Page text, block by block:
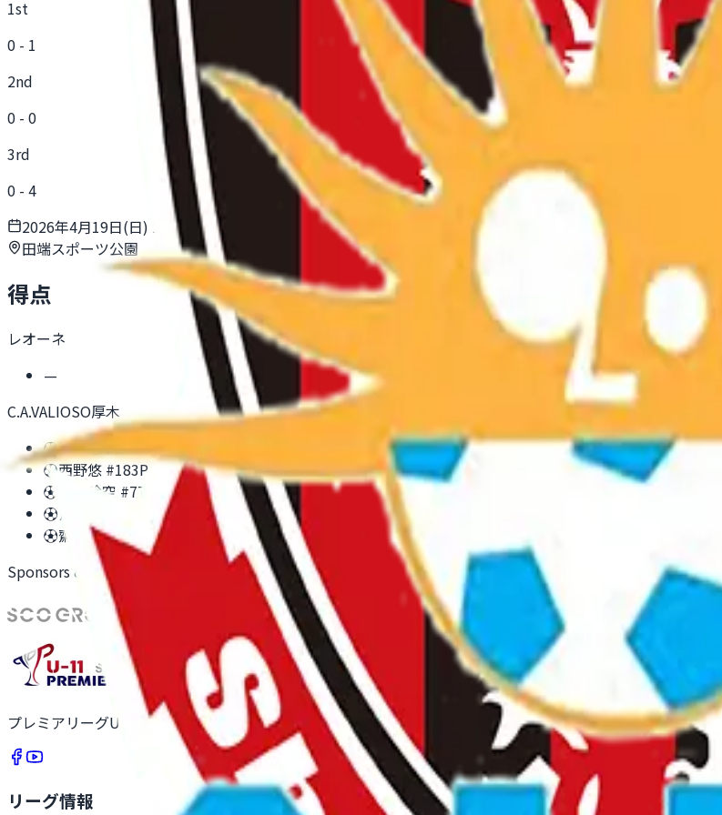
1st
0 - 1
2nd
0 - 0
3rd
0 - 4
2026年4月19日(日) 14:00
田端スポーツ公園
得点
レオーネ
—
C.A.VALIOSO厚木
⚽西野悠 #181P
⚽西野悠 #183P
⚽
勝間玲空 #77
⚽斉藤虹輝 #9
⚽齋藤柊一 #88
3P
Sponsors & Partners
プレミアリーグU-11は、全国最大級のU-11年代サッカーリーグです。 子どもたちの成長と挑戦を応援します。
リーグ情報